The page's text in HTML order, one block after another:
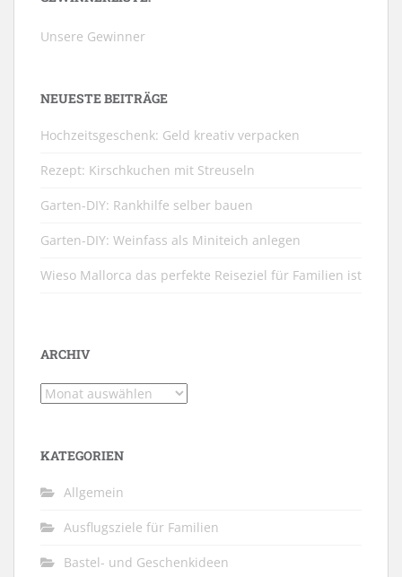
Unsere Gewinner
NEUESTE BEITRÄGE
Hochzeitsgeschenk: Geld kreativ verpacken
Rezept: Kirschkuchen mit Streuseln
Garten-DIY: Rankhilfe selber bauen
Garten-DIY: Weinfass als Miniteich anlegen
Wieso Mallorca das perfekte Reiseziel für Familien ist
ARCHIV
Archiv
KATEGORIEN
Allgemein
Ausflugsziele für Familien
Bastel- und Geschenkideen